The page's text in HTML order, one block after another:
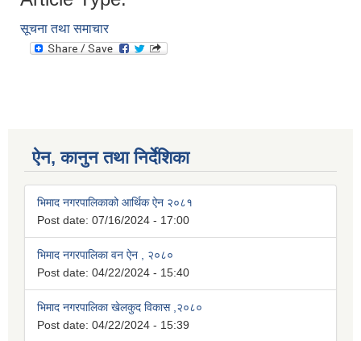
सूचना तथा समाचार
ऐन, कानुन तथा निर्देशिका
भिमाद नगरपालिकाको आर्थिक ऐन २०८१
Post date: 07/16/2024 - 17:00
भिमाद नगरपालिका वन ऐन , २०८०
Post date: 04/22/2024 - 15:40
भिमाद नगरपालिका खेलकुद विकास ,२०८०
Post date: 04/22/2024 - 15:39